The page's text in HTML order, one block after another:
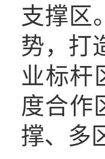
支撑区
势，打
业标杆
度合作
撑、多